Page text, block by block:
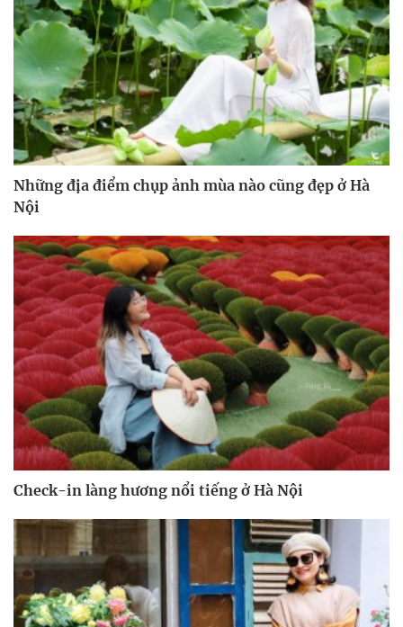
Những địa điểm chụp ảnh mùa nào cũng đẹp ở Hà
Nội
Check-in làng hương nổi tiếng ở Hà Nội